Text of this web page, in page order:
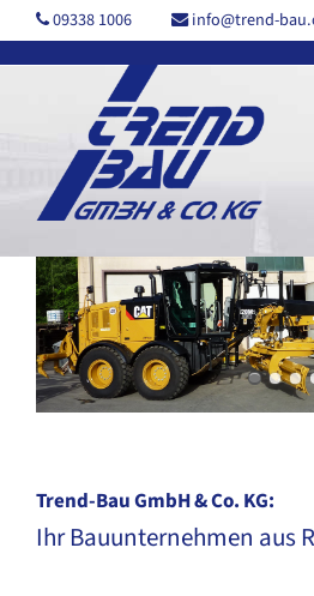
09338 1006 info@trend-
Trend-Bau GmbH & Co. KG:
Ihr Bauunternehmen aus